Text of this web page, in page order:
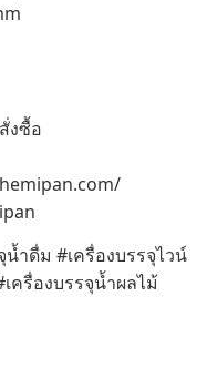
งซื้อ
น้ำดื่ม #เครื่องบรรจุไวน์
ครื่องบรรจุน้ำผลไม้